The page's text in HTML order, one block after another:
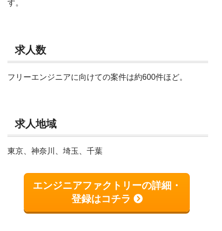
す。
求人数
フリーエンジニアに向けての案件は約600件ほど。
求人地域
東京、神奈川、埼玉、千葉
エンジニアファクトリーの詳細・
登録はコチラ